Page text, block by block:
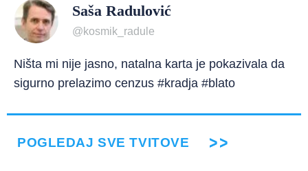
Saša Radulović
@kosmik_radule
Ništa mi nije jasno, natalna karta je pokazivala da
sigurno prelazimo cenzus #kradja #blato
POGLEDAJ SVE TVITOVE